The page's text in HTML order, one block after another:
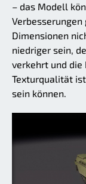
– das Modell
Dimensionen
niedriger sein,
verkehrt und die
Texturqualität
sein können.